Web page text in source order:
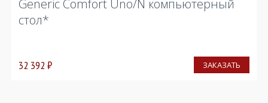
Generic Comfort Uno/N компьютерный
стол*
32 392 ₽ ЗАКАЗАТЬ